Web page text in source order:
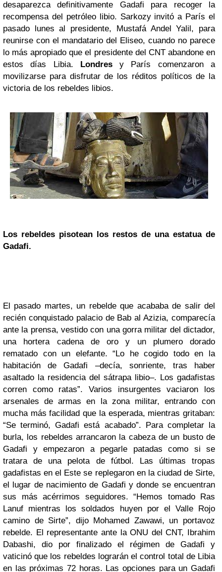
desaparezca definitivamente Gadafi para recoger la
recompensa del petróleo libio. Sarkozy invitó a París el
pasado lunes al presidente, Mustafá Andel Yalil, para
reunirse con el mandatario del Eliseo, cuando no parece
lo más apropiado que el presidente del CNT abandone en
estos días Libia. Londresy París comenzaron a
movilizarse para disfrutar de los réditos políticos de la
victoria de los rebeldes libios.
Los rebeldes pisotean los restos de una estatua de
Gadafi.
El pasado martes, un rebelde que acababa de salir del
recién conquistado palacio de Bab al Azizia, comparecía
ante la prensa, vestido con una gorra militar del dictador,
una hortera cadena de oro y un plumero dorado
rematado con un elefante. “Lo he cogido todo en la
habitación de Gadafi –decía, sonriente, tras haber
asaltado la residencia del sátrapa libio–. Los gadafistas
corren como ratas”. Varios insurgentes vaciaron los
arsenales de armas en la zona militar, entrando con
mucha más facilidad que la esperada, mientras gritaban:
“Se terminó, Gadafi está acabado”. Para completar la
burla, los rebeldes arrancaron la cabeza de un busto de
Gadafi y empezaron a pegarle patadas como si se
tratara de una pelota de fútbol. Las últimas tropas
gadafistas en el Este se replegaron en la ciudad de Sirte,
el lugar de nacimiento de Gadafi y donde se encuentran
sus más acérrimos seguidores. “Hemos tomado Ras
Lanuf mientras los soldados huyen por el Valle Rojo
camino de Sirte”, dijo Mohamed Zawawi, un portavoz
rebelde. El representante ante la ONU del CNT, Ibrahim
Dabashi, dio por finalizado el régimen de Gadafi y
vaticinó que los rebeldes lograrán el control total de Libia
en las próximas 72 horas. Las opciones para un Gadafi